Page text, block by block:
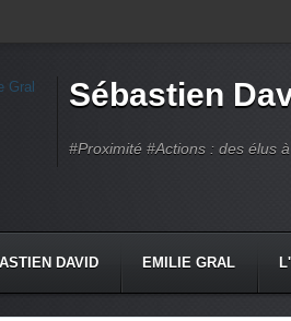
Sébastien
#Proximité #Actions : des élus
DAVID EMILIE GRAL